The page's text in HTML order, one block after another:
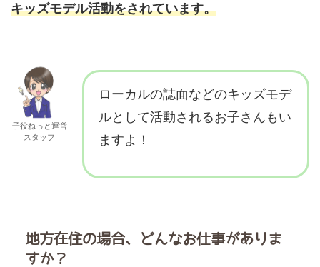
キッズモデル活動をされています。
子役ねっと運営
スタッフ
ローカルの誌面などのキッズモデ
ルとして活動されるお子さんもい
ますよ！
地方在住の場合、どんなお仕事がありま
すか？